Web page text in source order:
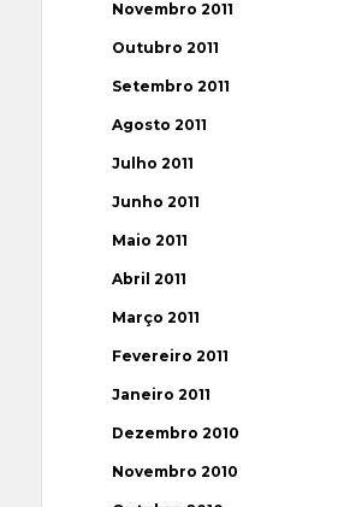
Novembro 2011
Outubro 2011
Setembro 2011
Agosto 2011
Julho 2011
Junho 2011
Maio 2011
Abril 2011
Março 2011
Fevereiro 2011
Janeiro 2011
Dezembro 2010
Novembro 2010